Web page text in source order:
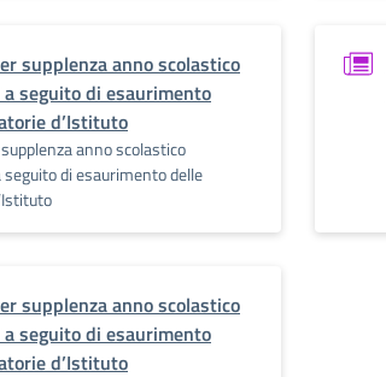
supplenza anno scolastico
seguito di esaurimento
d’Istituto
anno scolastico
di esaurimento delle
supplenza anno scolastico
seguito di esaurimento
d’Istituto